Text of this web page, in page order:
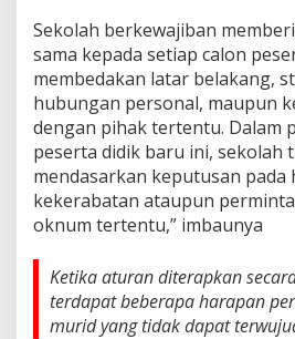
Sekolah berkewajiban
sama kepada setiap calon
membedakan latar belakang,
hubungan personal, maupun
dengan pihak tertentu. Dalam
peserta didik baru ini, sekolah
mendasarkan keputusan pada
kekerabatan ataupun
oknum tertentu,” imbaunya
Ketika aturan diterapkan
terdapat beberapa harapan
murid yang tidak dapat